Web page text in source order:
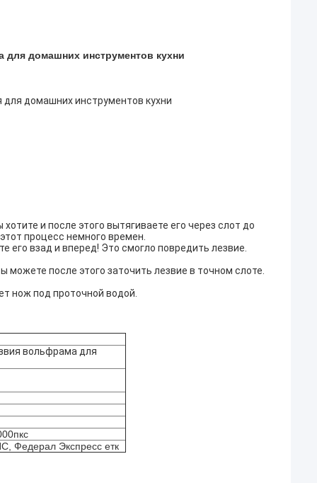
домашних инструментов кухни
домашних инструментов кухни
и после этого вытягиваете его через слот до
процесс немного времен.
его взад и вперед! Это смогло повредить лезвие.
можете после этого заточить лезвие в точном слоте.
нож под проточной водой.
вольфрама для
Федерал Экспресс етк